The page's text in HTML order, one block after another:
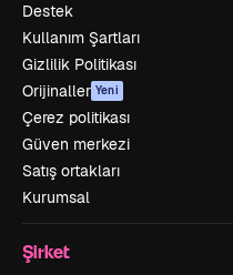
Destek
Kullanım Şartları
Gizlilik Politikası
Orijinaller Yeni
Çerez politikası
Güven merkezi
Satış ortakları
Kurumsal
Şirket